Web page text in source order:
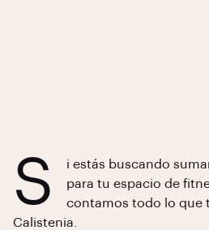
S
i estás buscando
para tu espacio de
contamos todo lo que
Calistenia.